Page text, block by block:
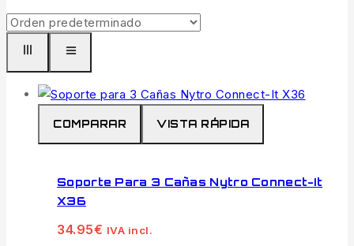
COMPARAR VISTA RÁPIDA
Soporte Para 3 Cañas Nytro Connect-It
X36
34.95€ IVA incl.